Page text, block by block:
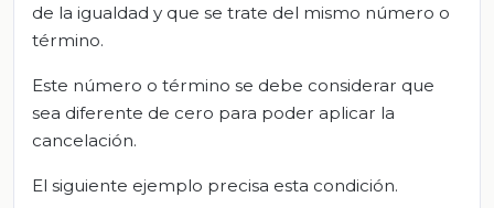
de la igualdad y que se trate del mismo número o
término.
Este número o término se debe considerar que
sea diferente de cero para poder aplicar la
cancelación.
El siguiente ejemplo precisa esta condición.